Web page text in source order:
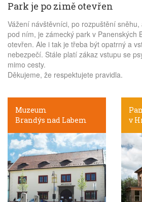
Park je po zimě otevřen
Vážení návštěvníci, po rozpuštění
pod ním, je zámecký park v Panenských
otevřen. Ale i tak je třeba být opatrný a
nebezpečí. Stále platí zákaz vstupu se
mimo cesty.
Děkujeme, že respektujete pravidla.
Muzeum
Brandýs nad Labem
v